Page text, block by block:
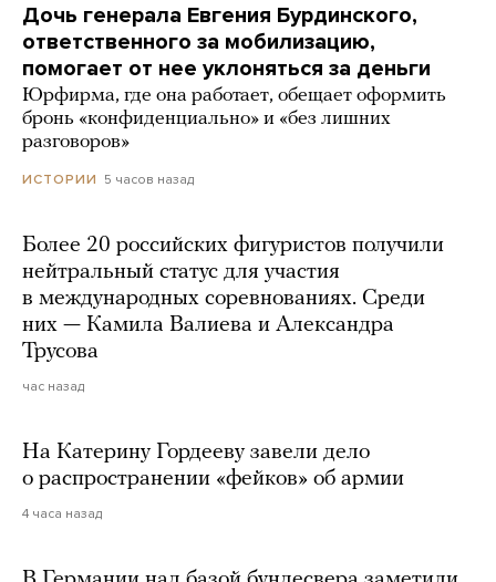
Дочь генерала Евгения Бурдинского,
ответственного за мобилизацию,
помогает от нее уклоняться за деньги
Юрфирма, где она работает, обещает оформить
бронь «конфиденциально» и «без лишних
разговоров»
ИСТОРИИ 5 часов назад
Более 20 российских фигуристов получили
нейтральный статус для участия
в международных соревнованиях. Среди
них — Камила Валиева и Александра
Трусова
час назад
На Катерину Гордееву завели дело
о распространении «фейков» об армии
4 часа назад